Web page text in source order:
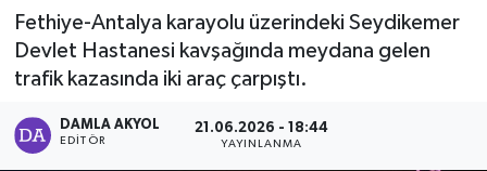
Fethiye-Antalya karayolu üzerindeki Seydikemer
Devlet Hastanesi kavşağında meydana gelen
trafik kazasında iki araç çarpıştı.
DAMLA AKYOL
EDITÖR
21.06.2026 - 18:44
YAYINLANMA
Kültür
Spor
Tüm Manşetler
Son Dakika Haberleri
Haber Arşivi